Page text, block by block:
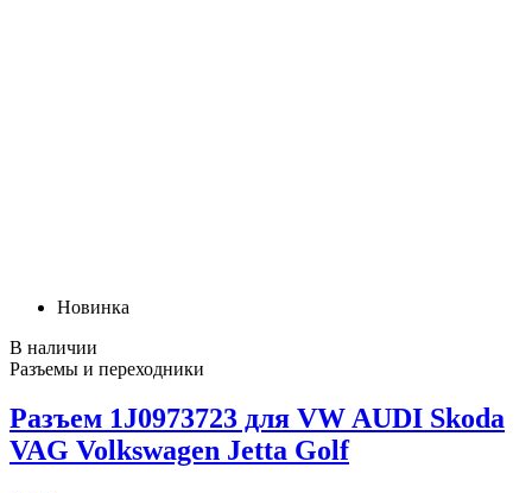
Новинка
В наличии
Разъемы и переходники
Разъем 1J0973723 для VW AUDI Skoda
VAG Volkswagen Jetta Golf